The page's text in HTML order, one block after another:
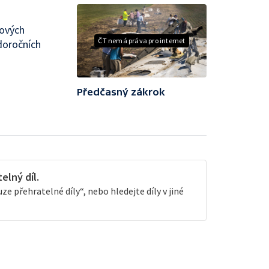
ČT nemá práva pro internet
Předčasný zákrok
díl.
přehratelné díly“, nebo hledejte díly v jiné